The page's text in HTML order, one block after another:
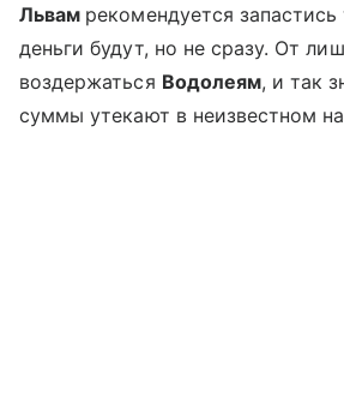
Львам рекомендуется
деньги будут, но не сразу. От
воздержаться Водолеям, и так
суммы утекают в неизвестном